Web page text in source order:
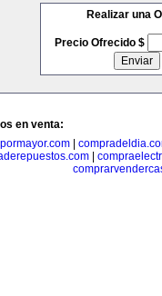
Realizar una
Precio Ofrecido $
en venta:
|
|